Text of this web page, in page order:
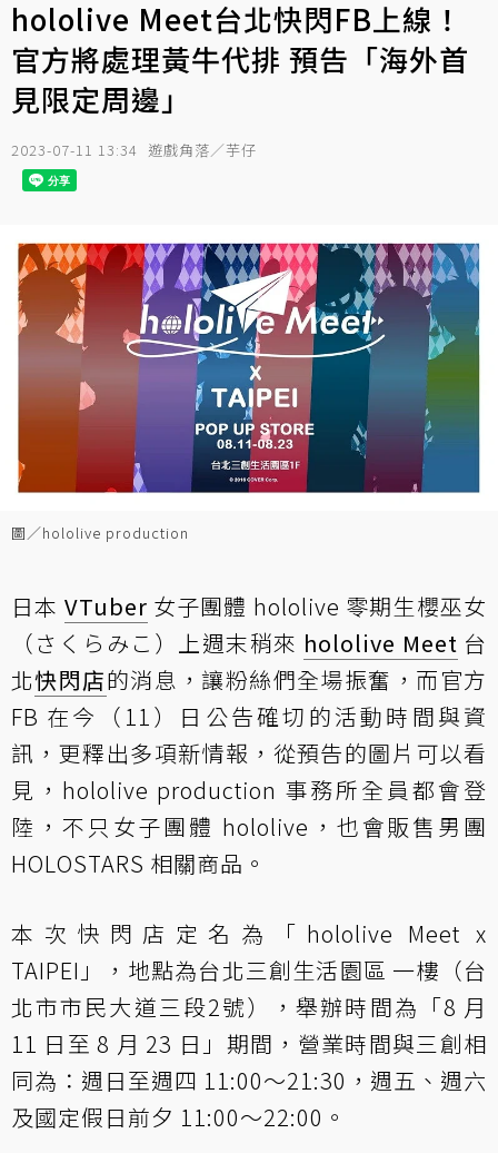
hololive Meet台北快閃FB上線！
官方將處理黃牛代排 預告「海外首
見限定周邊」
2023-07-11 13:34 遊戲角落／芋仔
圖／hololive production
日本 VTuber 女子團體 hololive 零期生櫻巫女
（さくらみこ）上週末稍來 hololive Meet 台
北快閃店的消息，讓粉絲們全場振奮，而官方
FB 在今（11）日公告確切的活動時間與資
訊，更釋出多項新情報，從預告的圖片可以看
見，hololive production 事務所全員都會登
陸，不只女子團體 hololive，也會販售男團
HOLOSTARS 相關商品。
本次快閃店定名為「hololive Meet x
TAIPEI」，地點為台北三創生活園區 一樓（台
北市市民大道三段2號），舉辦時間為「8 月
11 日至 8 月 23 日」期間，營業時間與三創相
同為：週日至週四 11:00～21:30，週五、週六
及國定假日前夕 11:00～22:00。